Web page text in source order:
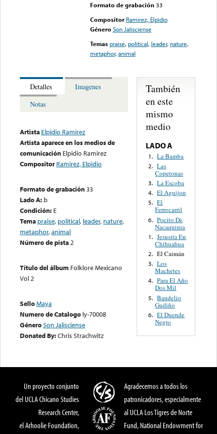
Formato de grabación 33
Compositor Ramirez, Elpidio
Género Son Jalisciense
Temas praise, political, leader, nature,
metaphor,animal
Detalles
Imagenes
Notas
Artista Elpidio Ramirez
Artista aparece en los medios de
comunicación Elpidio Ramirez
Compositor Ramirez, Elpidio
Formato de grabación33
Lado A: b
Condición: E
Tema praise, political, leader, nature,
metaphor,animal
Número de pista2
Título del álbum Folklore Mexicano
Vol 2
SelloMaya
Numero de Catalogo ly-70008
GéneroSon Jalisciense
Donated By:Chris Strachwitz
También
en este
mismo
medio
LADO A
1. La Bamba
2. Las
Copetonas
3. La Escoba
4. El Aguijon
5. El
Ferrocarril
6. Pocito De
Nacaquinia
1. Jesusita En
Chihuahua
2. El Caimán
3. Los
Machetes
4. Para El Año
Dos Mil
5. Baudelio
Gudiño
6. El Duende
Negro
Un proyecto conjunto
del UCLA Chicano Studies
Research Center,
el Arhoolie Foundation,
Agradecemos a todos los
patronicadores, especialmente
al UCLA Los Tigres de Norte
Fund, National Endowment for